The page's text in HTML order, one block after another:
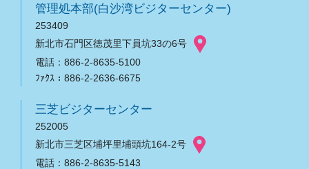
管理処本部(白沙湾ビジターセンター)
253409
新北市石門区徳茂里下員坑33の6号
電話：886-2-8635-5100
ﾌｧｸｽ：886-2-2636-6675
三芝ビジターセンター
252005
新北市三芝区埔坪里埔頭坑164-2号
電話：886-2-8635-5143